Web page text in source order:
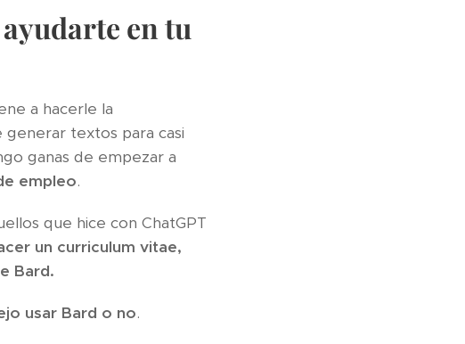
en tu
a hacerle la
generar textos para casi
ganas de empezar a
empleo.
que hice con ChatGPT
un curriculum vitae,
Bard.
usar Bard o no.